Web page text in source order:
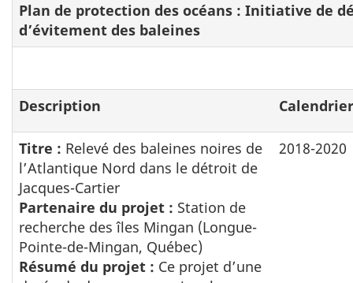
Plan de protection des océans : Initiative de
d’évitement des baleines
Description Calendrier
Titre : Relevé des baleines noires de
l’Atlantique Nord dans le détroit de
Jacques-Cartier
Partenaire du projet : Station de
recherche des îles Mingan (Longue-
Pointe-de-Mingan, Québec)
Résumé du projet : Ce projet d’une
2018-2020